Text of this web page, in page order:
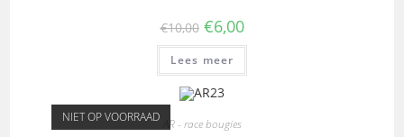
€10,00 €6,00
Lees meer
NIET OP VOORRAAD AR - race bougies